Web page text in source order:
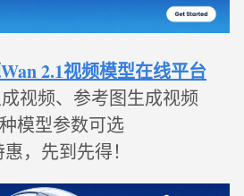
2.1视频模型在线平台
视频、参考图生成视频
模型参数可选
，先到先得！